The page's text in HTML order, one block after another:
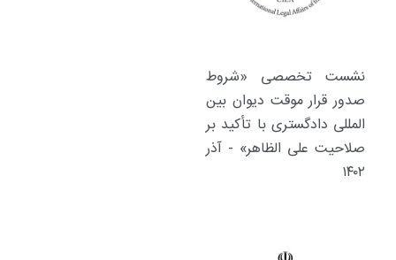
نشست تخصصی «شروط
صدور قرار موقت دیوان بین
المللی دادگستری با تأکید بر
صلاحیت علی الظاهر» - آذر
۱۴۰۲